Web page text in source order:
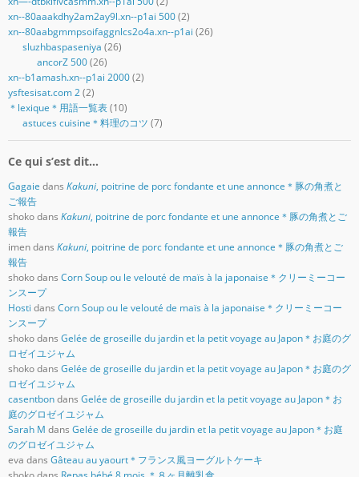
xn--80aaakdhy2am2ay9l.xn--p1ai 500(2)
xn--80aabgmmpsoifaggnlcs2o4a.xn--p1ai (26)
sluzhbaspaseniya (26)
ancorZ 500(26)
xn--b1amash.xn--p1ai 2000(2)
ysftesisat.com 2(2)
＊lexique＊用語一覧表(10)
astuces cuisine＊料理のコツ (7)
Ce qui s’est dit…
Gagaie dans Kakuni, poitrine de porc fondante et une annonce＊豚の角煮と
ご報告
shokodans Kakuni, poitrine de porc fondante et une annonce＊豚の角煮とご
報告
imendans Kakuni, poitrine de porc fondante et une annonce＊豚の角煮とご
報告
shokodans Corn Soup ou le velouté de maïs à la japonaise＊クリーミーコー
ンスープ
Hosti dans Corn Soup ou le velouté de maïs à la japonaise＊クリーミーコー
ンスープ
shokodans Gelée de groseille du jardin et la petit voyage au Japon＊お庭のグ
ロゼイユジャム
shokodans Gelée de groseille du jardin et la petit voyage au Japon＊お庭のグ
ロゼイユジャム
casentbondans Gelée de groseille du jardin et la petit voyage au Japon＊お
庭のグロゼイユジャム
Sarah M dans Gelée de groseille du jardin et la petit voyage au Japon＊お庭
のグロゼイユジャム
eva dans Gâteau au yaourt＊フランス風ヨーグルトケーキ